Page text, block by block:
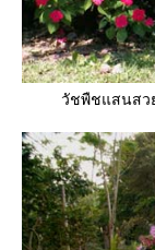
วัชพืชแสนสว